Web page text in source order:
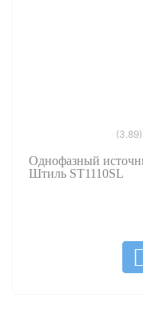
(3.89)
Однофазный
Штиль ST1110SL